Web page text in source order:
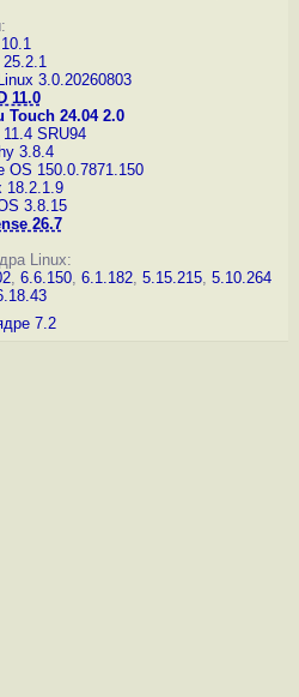
25.2.1
3.0.20260803
11.0
Touch 24.04 2.0
SRU94
3.8.4
OS 150.0.7871.150
18.2.1.9
3.8.15
26.7
Linux:
, 6.6.150, 6.1.182, 5.15.215, 5.10.264
7.2